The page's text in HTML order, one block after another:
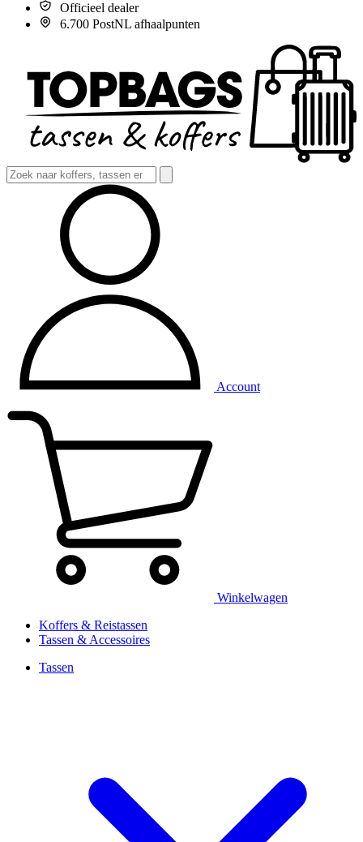
Officieel dealer
6.700 PostNL afhaalpunten
Account
Winkelwagen
Koffers & Reistassen
Tassen & Accessoires
Tassen